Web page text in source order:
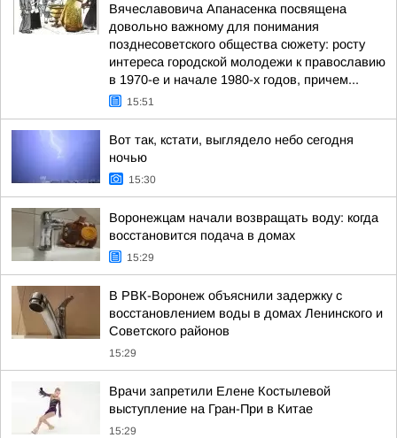
Вячеславовича Апанасенка посвящена
довольно важному для понимания
позднесоветского общества сюжету: росту
интереса городской молодежи к православию
в 1970-е и начале 1980-х годов, причем...
15:51
Вот так, кстати, выглядело небо сегодня
ночью
15:30
Воронежцам начали возвращать воду: когда
восстановится подача в домах
15:29
В РВК-Воронеж объяснили задержку с
восстановлением воды в домах Ленинского и
Советского районов
15:29
Врачи запретили Елене Костылевой
выступление на Гран-При в Китае
15:29